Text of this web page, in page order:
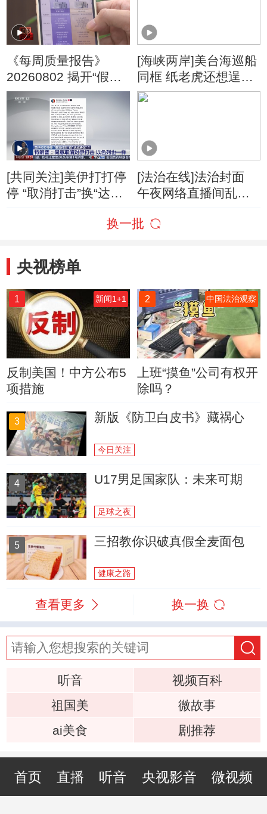
《每周质量报告》
20260802 揭开“假洋
牌”的真面目
[海峡两岸]美台海巡船
同框 纸老虎还想逞
威？
[共同关注]美伊打打停
停 “取消打击”换“达成
取消对伊打击 以色列
[法治在线]法治封面
午夜网络直播间乱象
换一批
央视榜单
1 新闻1+1
反制美国！中方公布5
项措施
2 中国法治观察
上班“摸鱼”公司有权开
除吗？
3 新版《防卫白皮书》藏祸心
今日关注
4 U17男足国家队：未来可期
足球之夜
5 三招教你识破真假全麦面包
健康之路
查看更多 换一换
听音
视频百科
祖国美
微故事
ai美食
剧推荐
首页 直播 听音 央视影音 微视频